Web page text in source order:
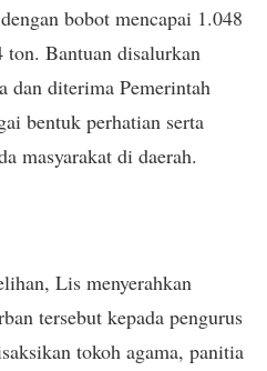
bobot mencapai 1.048
Bantuan disalurkan
dan diterima Pemerintah
bentuk perhatian serta
masyarakat di daerah.
Lis menyerahkan
tersebut kepada pengurus
tokoh agama, panitia